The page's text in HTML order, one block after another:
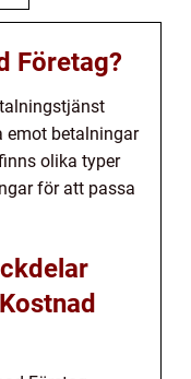
Företag?
emot betalningar
olika typer
för att passa